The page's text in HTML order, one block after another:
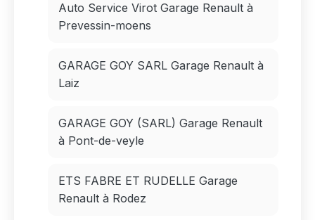
Auto Service Virot Garage Renault à
Prevessin-moens
GARAGE GOY SARL Garage Renault à
Laiz
GARAGE GOY (SARL) Garage Renault
à Pont-de-veyle
ETS FABRE ET RUDELLE Garage
Renault à Rodez